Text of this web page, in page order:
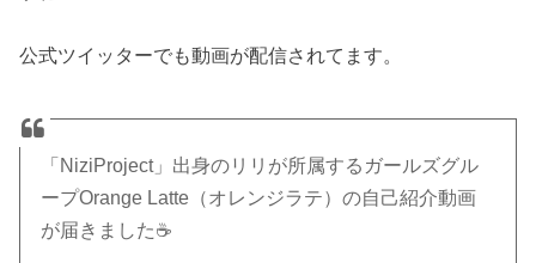
公式ツイッターでも動画が配信されてます。
「NiziProject」出身のリリが所属するガールズグル
ープOrange Latte（オレンジラテ）の自己紹介動画
が届きました☕️